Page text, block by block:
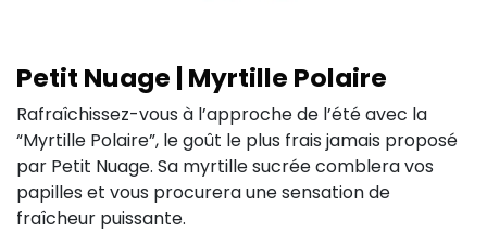
Petit Nuage | Myrtille Polaire
Rafraîchissez-vous à l’approche de l’été avec la
“Myrtille Polaire”, le goût le plus frais jamais proposé
par Petit Nuage. Sa myrtille sucrée comblera vos
papilles et vous procurera une sensation de
fraîcheur puissante.